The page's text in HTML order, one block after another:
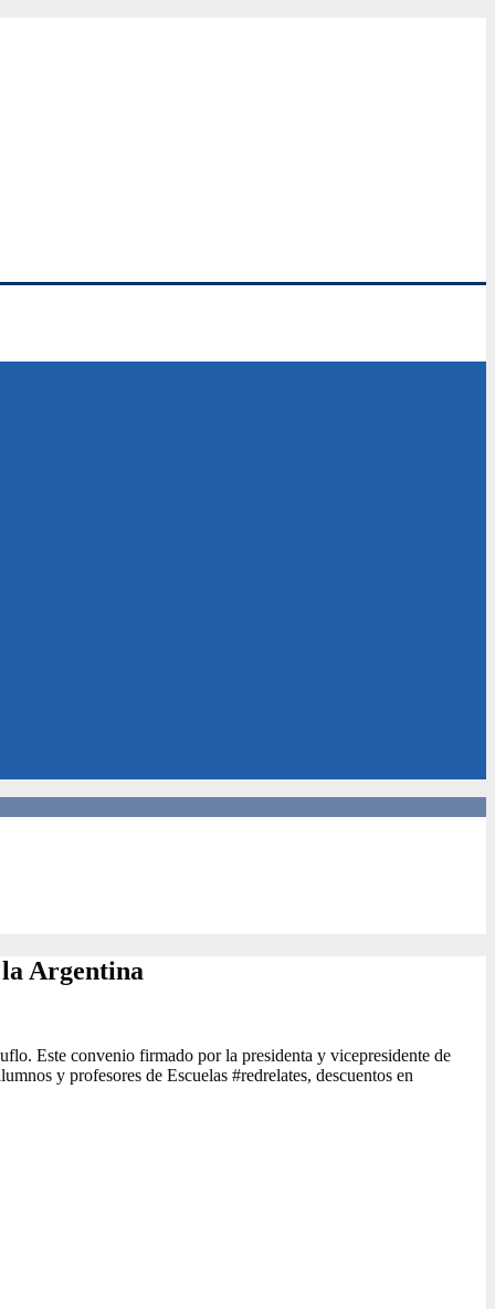
Argentina
Este convenio firmado por la presidenta y vicepresidente de
y profesores de Escuelas #redrelates, descuentos en